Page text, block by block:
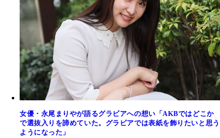
女優・永尾まりやが語るグラビアへの想い「AKBではどこか
で選抜入りを諦めていた。グラビアでは表紙を飾りたいと思う
ようになった」